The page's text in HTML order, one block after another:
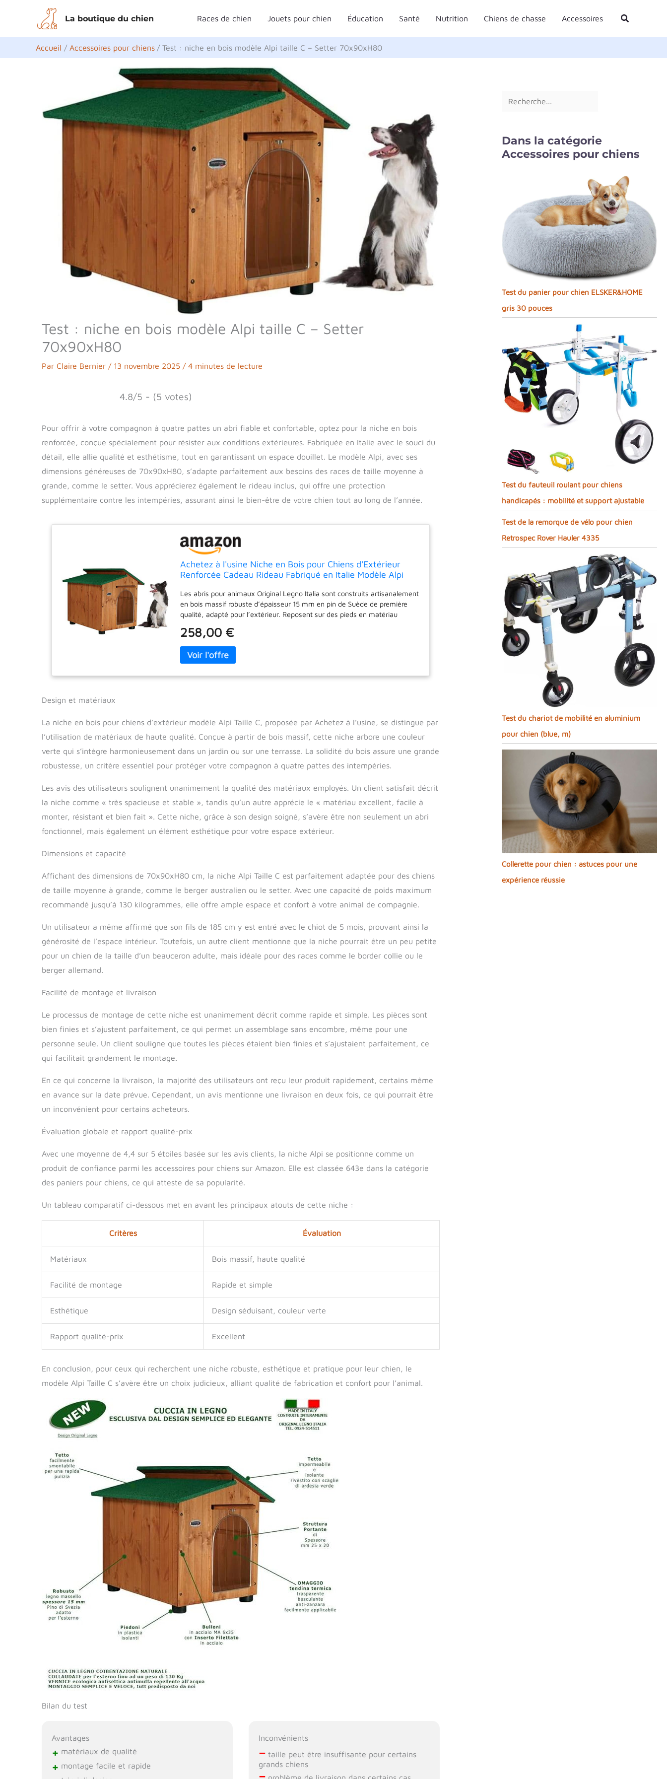
contenu
La boutique du chien Races de chien Jouets pour chien Éducation Santé Nutrition Chiens de chasse Accessoires Rechercher
Accueil Accessoires pour chiens Test : niche en bois modèle Alpi taille C – Setter 70x90xH80
Test : niche en bois modèle Alpi taille C – Setter
70x90xH80
Par Claire Bernier / 13 novembre 2025 / 4 minutes de lecture
4.8/5 - (5 votes)
Pour offrir à votre compagnon à quatre pattes un abri fiable et confortable, optez pour la niche en bois
renforcée, conçue spécialement pour résister aux conditions extérieures. Fabriquée en Italie avec le souci du
détail, elle allie qualité et esthétisme, tout en garantissant un espace douillet. Le modèle Alpi, avec ses
dimensions généreuses de 70x90xH80, s’adapte parfaitement aux besoins des races de taille moyenne à
grande, comme le setter. Vous apprécierez également le rideau inclus, qui offre une protection
supplémentaire contre les intempéries, assurant ainsi le bien-être de votre chien tout au long de l’année.
Achetez à l'usine Niche en Bois pour Chiens d'Extérieur
Renforcée Cadeau Rideau Fabriqué en Italie Modèle Alpi
Les abris pour animaux Original Legno Italia sont construits artisanalement
en bois massif robuste d’épaisseur 15 mm en pin de Suède de première
qualité, adapté pour l’extérieur. Reposent sur des pieds en matériau
de bordures de protection en aluminium anti-morsure, tandis que la
structure interne garantit une solidité exceptionnelle. Boulons en acier MA 6
× 35 avec insert fileté métrique en acier. Le toit est isolé et démontable
pour permettre un nettoyage intérieur facile et sa couverture est réalisée
dans un matériau spécial imperméabilisé et isolant, recouvert de copeaux
hautement résistantes, disponibles en 5 tailles pour convenir à toutes les
tailles de chiens jusqu'à un poids de 130 kg. Elles sont testées une par une
avant d'être expédiées au client. Rideau inclus Dimensions extérieures : L
70 x P 90 x H 80 cm Dimensions intérieures : 57 x 82 x 80 cm Mesures
258,00 €
Design et matériaux
La niche en bois pour chiens d’extérieur modèle Alpi Taille C, proposée par Achetez à l’usine, se distingue par
l’utilisation de matériaux de haute qualité. Conçue à partir de bois massif, cette niche arbore une couleur
verte qui s’intègre harmonieusement dans un jardin ou sur une terrasse. La solidité du bois assure une grande
robustesse, un critère essentiel pour protéger votre compagnon à quatre pattes des intempéries.
Les avis des utilisateurs soulignent unanimement la qualité des matériaux employés. Un client satisfait décrit
la niche comme « très spacieuse et stable », tandis qu’un autre apprécie le « matériau excellent, facile à
monter, résistant et bien fait ». Cette niche, grâce à son design soigné, s’avère être non seulement un abri
fonctionnel, mais également un élément esthétique pour votre espace extérieur.
Dimensions et capacité
Affichant des dimensions de 70x90xH80 cm, la niche Alpi Taille C est parfaitement adaptée pour des chiens
de taille moyenne à grande, comme le berger australien ou le setter. Avec une capacité de poids maximum
recommandé jusqu’à 130 kilogrammes, elle offre ample espace et confort à votre animal de compagnie.
Un utilisateur a même affirmé que son fils de 185 cm y est entré avec le chiot de 5 mois, prouvant ainsi la
générosité de l’espace intérieur. Toutefois, un autre client mentionne que la niche pourrait être un peu petite
pour un chien de la taille d’un beauceron adulte, mais idéale pour des races comme le border collie ou le
berger allemand.
Facilité de montage et livraison
Le processus de montage de cette niche est unanimement décrit comme rapide et simple. Les pièces sont
bien finies et s’ajustent parfaitement, ce qui permet un assemblage sans encombre, même pour une
personne seule. Un client souligne que toutes les pièces étaient bien finies et s’ajustaient parfaitement, ce
qui facilitait grandement le montage.
En ce qui concerne la livraison, la majorité des utilisateurs ont reçu leur produit rapidement, certains même
en avance sur la date prévue. Cependant, un avis mentionne une livraison en deux fois, ce qui pourrait être
un inconvénient pour certains acheteurs.
Évaluation globale et rapport qualité-prix
Avec une moyenne de 4,4 sur 5 étoiles basée sur les avis clients, la niche Alpi se positionne comme un
produit de confiance parmi les accessoires pour chiens sur Amazon. Elle est classée 643e dans la catégorie
des paniers pour chiens, ce qui atteste de sa popularité.
Un tableau comparatif ci-dessous met en avant les principaux atouts de cette niche :
Critères Évaluation
Matériaux Bois massif, haute qualité
Facilité de montage Rapide et simple
Esthétique Design séduisant, couleur verte
Rapport qualité-prix Excellent
En conclusion, pour ceux qui recherchent une niche robuste, esthétique et pratique pour leur chien, le
modèle Alpi Taille C s’avère être un choix judicieux, alliant qualité de fabrication et confort pour l’animal.
Bilan du test
Avantages
+ matériaux de qualité
+ montage facile et rapide
Inconvénients
– taille peut être insuffisante pour certains
grands chiens
–
e
c
e
r
Dans la catégorie
Accessoires pour chiens
Test du panier pour chien ELSKER&HOME
gris 30 pouces
Test du fauteuil roulant pour chiens
handicapés : mobilité et support ajustable
Test de la remorque de vélo pour chien
Retrospec Rover Hauler 4335
Test du chariot de mobilité en aluminium
pour chien (blue, m)
Collerette pour chien : astuces pour une
expérience réussie